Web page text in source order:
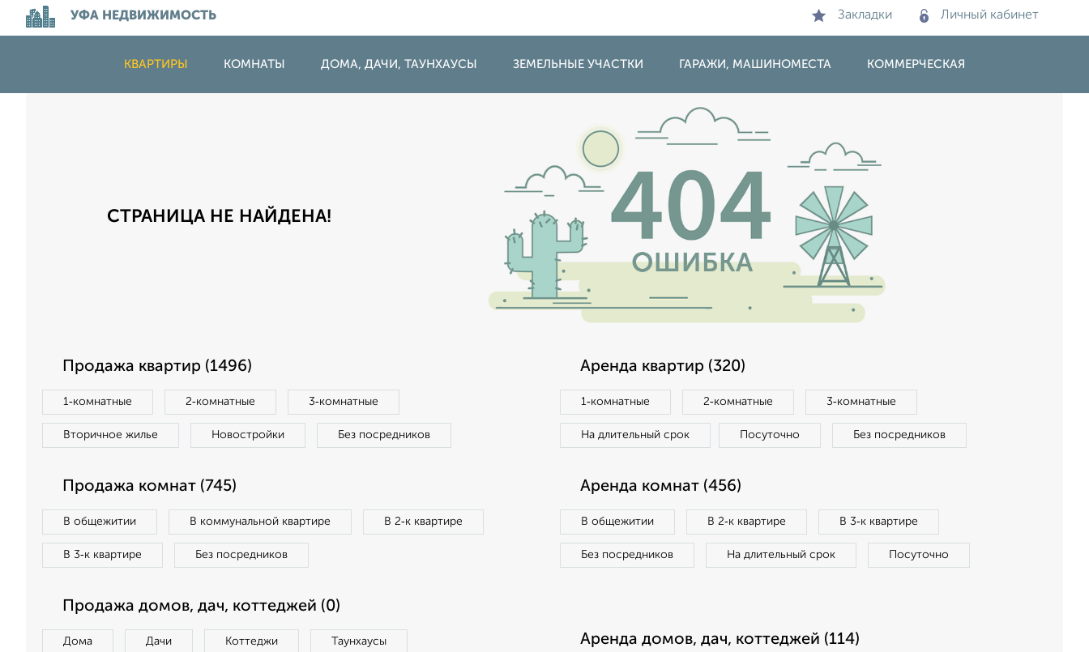
УФА НЕДВИЖИМОСТЬ Закладки Личный кабинет
КВАРТИРЫ КОМНАТЫ ДОМА, ДАЧИ, ТАУНХАУСЫ ЗЕМЕЛЬНЫЕ УЧАСТКИ ГАРАЖИ, МАШИНОМЕСТА КОММЕРЧЕСКАЯ
СТРАНИЦА НЕ НАЙДЕНА!
Продажа квартир (1496)
1‑комнатные 2‑комнатные 3‑комнатные
Вторичное жилье Новостройки Без посредников
Аренда квартир (320)
1‑комнатные 2‑комнатные 3‑комнатные
На длительный срок Посуточно Без посредников
Продажа комнат (745)
В общежитии В коммунальной квартире В 2‑к квартире
В 3‑к квартире Без посредников
Аренда комнат (456)
В общежитии В 2‑к квартире В 3‑к квартире
Без посредников На длительный срок Посуточно
Продажа домов, дач, коттеджей (0)
Дома Дачи Коттеджи Таунхаусы Аренда домов, дач, коттеджей (114)